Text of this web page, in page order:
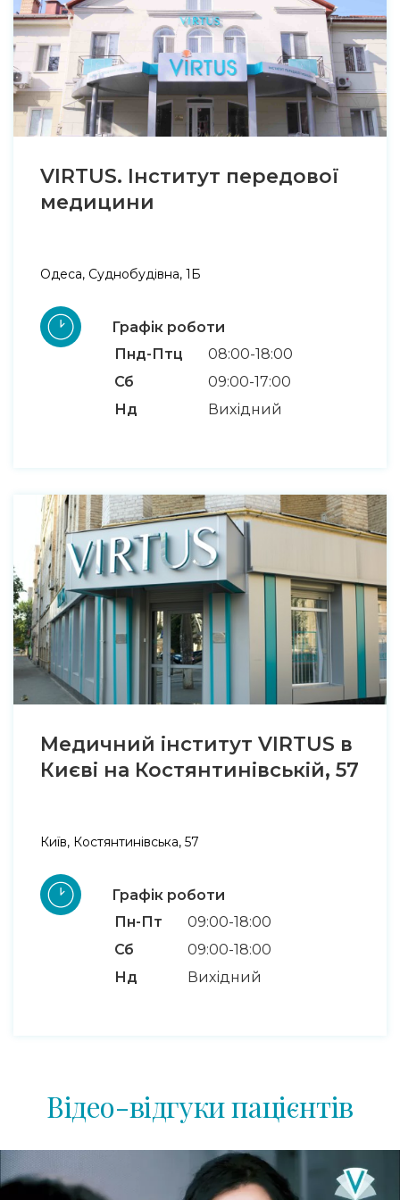
VIRTUS. Інститут передової
медицини
Одеса, Суднобудівна, 1Б
Графік роботи
Пнд-Птц
08:00-18:00
Сб
09:00-17:00
Нд
Вихідний
Медичний інститут VIRTUS в
Києві на Костянтинівській, 57
Київ, Костянтинівська, 57
Графік роботи
Пн-Пт
09:00-18:00
Сб
09:00-18:00
Нд
Вихідний
Відео-відгуки пацієнтів